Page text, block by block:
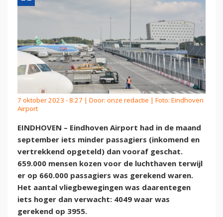
7 oktober 2023 - 8:27 | Door: onze redactie | Foto: Eindhoven
Airport
EINDHOVEN – Eindhoven Airport had in de maand
september iets minder passagiers (inkomend en
vertrekkend opgeteld) dan vooraf geschat.
659.000 mensen kozen voor de luchthaven terwijl
er op 660.000 passagiers was gerekend waren.
Het aantal vliegbewegingen was daarentegen
iets hoger dan verwacht: 4049 waar was
gerekend op 3955.